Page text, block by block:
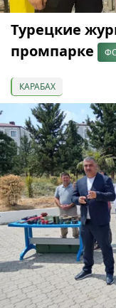
Турецкие
промпарке
КАРАБАХ